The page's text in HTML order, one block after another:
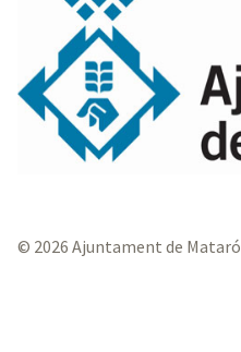
© 2026 Ajuntament de Mataró